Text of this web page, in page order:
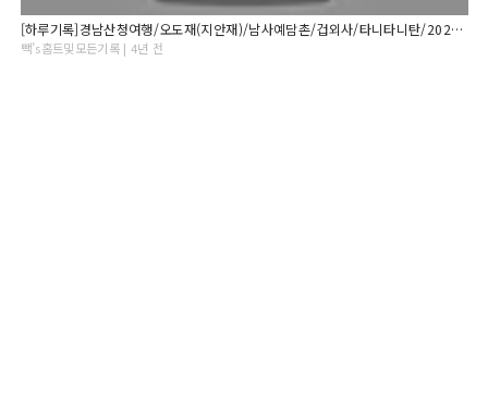
[하루기록]경남산청여행/오도재(지안재)/남사예담촌/겁외사/타니타니탄/2021.12.23.
빽’s홈트및모든기록 | 4년 전